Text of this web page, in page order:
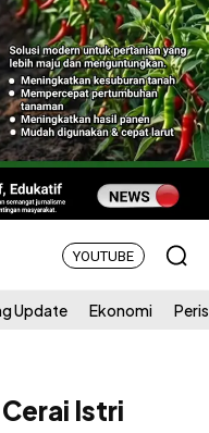
YOUTUBE
Update Ekonomi
Istri